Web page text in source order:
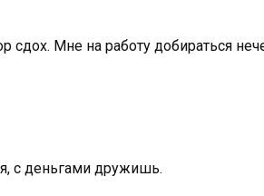
Мне на работу добираться
с деньгами дружишь.